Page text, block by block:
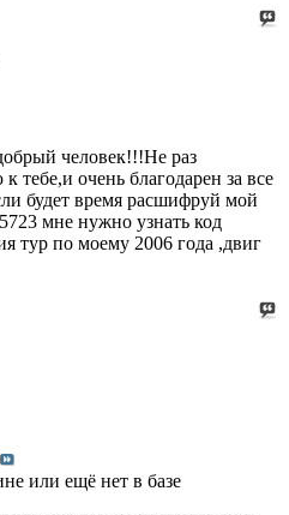
человек!!!Не раз
тебе,и очень благодарен за все
будет время расшифруй мой
мне нужно узнать код
тур по моему 2006 года ,двиг
или ещё нет в базе